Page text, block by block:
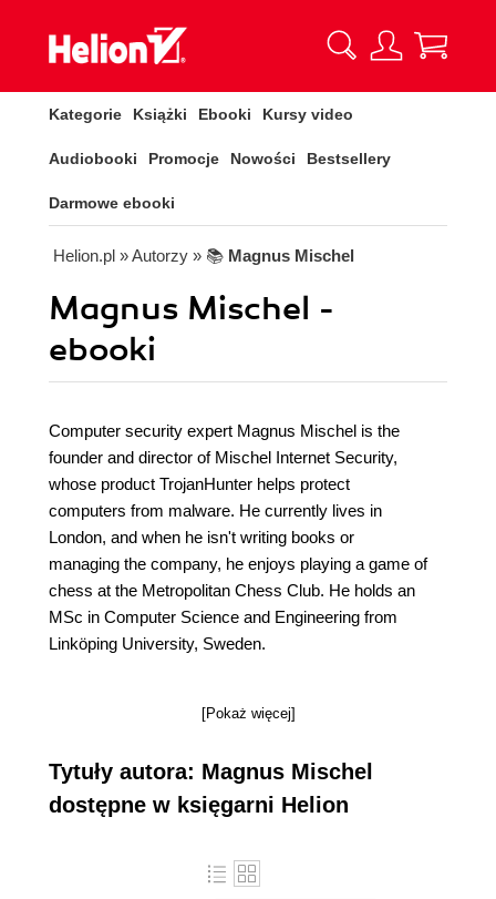
Kategorie Książki Ebooki Kursy video
Audiobooki Promocje Nowości Bestsellery
Darmowe ebooki
Helion.pl » Autorzy » 📚 Magnus Mischel
Magnus Mischel -
ebooki
Computer security expert Magnus Mischel is the
founder and director of Mischel Internet Security,
whose product TrojanHunter helps protect
computers from malware. He currently lives in
London, and when he isn't writing books or
managing the company, he enjoys playing a game of
chess at the Metropolitan Chess Club. He holds an
MSc in Computer Science and Engineering from
Linköping University, Sweden.
[Pokaż więcej]
Tytuły autora: Magnus Mischel
dostępne w księgarni Helion